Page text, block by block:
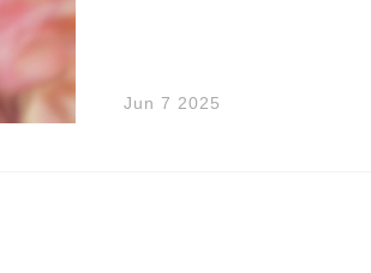
Jun 7 2025